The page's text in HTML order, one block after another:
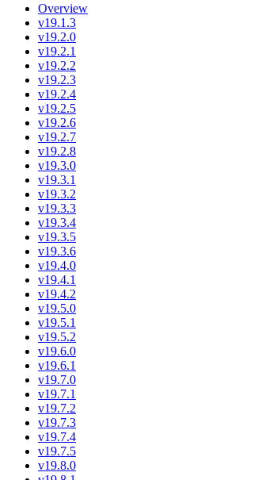
Overview
v19.1.3
v19.2.0
v19.2.1
v19.2.2
v19.2.3
v19.2.4
v19.2.5
v19.2.6
v19.2.7
v19.2.8
v19.3.0
v19.3.1
v19.3.2
v19.3.3
v19.3.4
v19.3.5
v19.3.6
v19.4.0
v19.4.1
v19.4.2
v19.5.0
v19.5.1
v19.5.2
v19.6.0
v19.6.1
v19.7.0
v19.7.1
v19.7.2
v19.7.3
v19.7.4
v19.7.5
v19.8.0